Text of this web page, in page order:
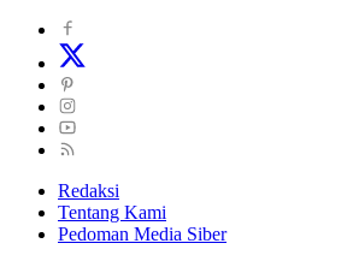
Redaksi
Tentang Kami
Pedoman Media Siber